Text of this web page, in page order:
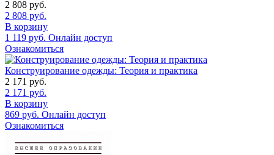
2 808 руб.
2 808 руб.
В корзину
1 119 руб. Онлайн доступ
Ознакомиться
Конструирование одежды: Теория и практика
2 171 руб.
2 171 руб.
В корзину
869 руб. Онлайн доступ
Ознакомиться